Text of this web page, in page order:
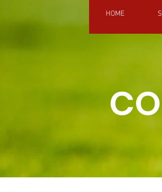
HOME